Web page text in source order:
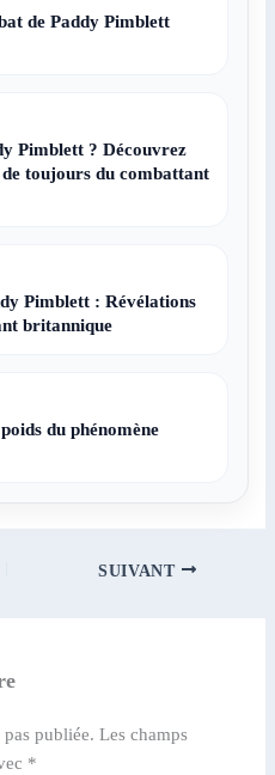
de Paddy Pimblett
Pimblett ? Découvrez
toujours du combattant
Pimblett : Révélations
britannique
du phénomène
SUIVANT
pas publiée. Les champs
*